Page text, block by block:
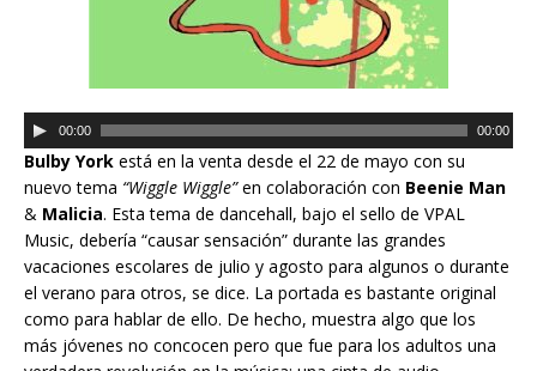
R
e
r
o
00:00 00:00
Bulby York está en la venta desde el 22 de mayo con su
nuevo tema “Wiggle Wiggle”en colaboración con Beenie Man
& Malicia. Esta tema de dancehall, bajo el sello de VPAL
Music, debería “causar sensación” durante las grandes
vacaciones escolares de julio y agosto para algunos o durante
el verano para otros, se dice. La portada es bastante original
como para hablar de ello. De hecho, muestra algo que los
más jóvenes no concocen pero que fue para los adultos una